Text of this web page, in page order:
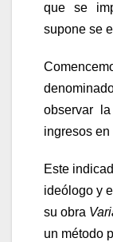
que se
supone se
observar
ingresos en
Este
ideólogo y
su obra
un método